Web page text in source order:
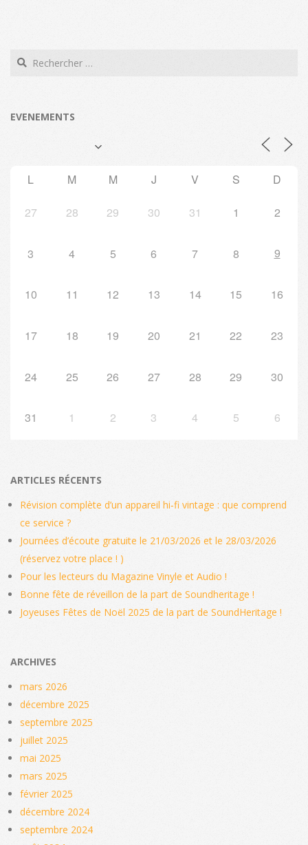
Search
EVENEMENTS
L M M J V S D
27 28 29 30 31 1 2
3 4 5 6 7 8 9
10 11 12 13 14 15 16
17 18 19 20 21 22 23
24 25 26 27 28 29 30
31 1 2 3 4 5 6
ARTICLES RÉCENTS
Révision complète d’un appareil hi‑fi vintage : que comprend
ce service ?
Journées d’écoute gratuite le 21/03/2026 et le 28/03/2026
(réservez votre place ! )
Pour les lecteurs du Magazine Vinyle et Audio !
Bonne fête de réveillon de la part de Soundheritage !
Joyeuses Fêtes de Noël 2025 de la part de SoundHeritage !
ARCHIVES
mars 2026
décembre 2025
septembre 2025
juillet 2025
mai 2025
mars 2025
février 2025
décembre 2024
septembre 2024